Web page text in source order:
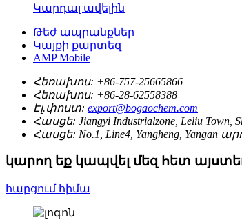
Կարդալ ավելին
Թեժ ապրանքներ
Կայքի քարտեզ
AMP Mobile
Հեռախոս: +86-757-25665866
Հեռախոս: +86-28-62558388
Էլ.փոստ: export@bogaochem.com
Հասցե: Jiangyi Industrialzone, Leliu Town,
Հասցե: No.1, Line4, Yangheng,
կարող եք կապվել մեզ հետ
հարցում հիմա